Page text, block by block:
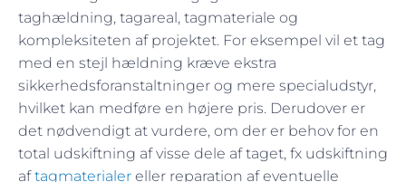
taghældning, tagareal, tagmateriale og
kompleksiteten af projektet. For eksempel vil et tag
med en stejl hældning kræve ekstra
sikkerhedsforanstaltninger og mere specialudstyr,
hvilket kan medføre en højere pris. Derudover er
det nødvendigt at vurdere, om der er behov for en
total udskiftning af visse dele af taget, fx udskiftning
aftagmaterialer eller reparation af eventuelle